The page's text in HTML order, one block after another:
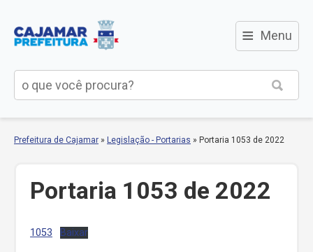
≡ Menu
Prefeitura de Cajamar » Legislação - Portarias » Portaria 1053 de 2022
Portaria 1053 de 2022
1053 Baixar